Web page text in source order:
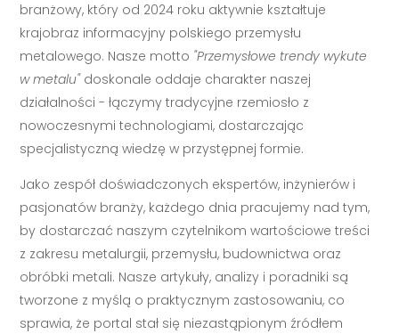
branżowy, który od 2024 roku aktywnie kształtuje
krajobraz informacyjny polskiego przemysłu
metalowego. Nasze motto "Przemysłowe trendy wykute
w metalu"doskonale oddaje charakter naszej
działalności - łączymy tradycyjne rzemiosło z
nowoczesnymi technologiami, dostarczając
specjalistyczną wiedzę w przystępnej formie.
Jako zespół doświadczonych ekspertów, inżynierów i
pasjonatów branży, każdego dnia pracujemy nad tym,
by dostarczać naszym czytelnikom wartościowe treści
z zakresu metalurgii, przemysłu, budownictwa oraz
obróbki metali. Nasze artykuły, analizy i poradniki są
tworzone z myślą o praktycznym zastosowaniu, co
sprawia, że portal stał się niezastąpionym źródłem